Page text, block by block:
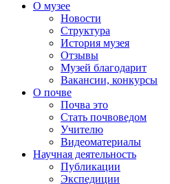
О музее
Новости
Структура
История музея
Отзывы
Музей благодарит
Вакансии, конкурсы
О почве
Почва это
Стать почвоведом
Учителю
Видеоматериалы
Научная деятельность
Публикации
Экспедиции